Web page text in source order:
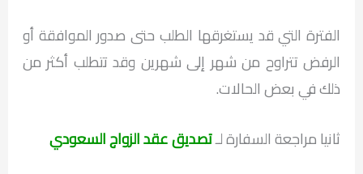
الفترة التي قد يستغرقها الطلب حتى صدور الموافقة أو
الرفض تتراوح من شهر إلى شهرين وقد تتطلب أكثر من
ذلك في بعض الحالات.
ثانيا مراجعة السفارة لـتصديق عقد الزواج السعودي